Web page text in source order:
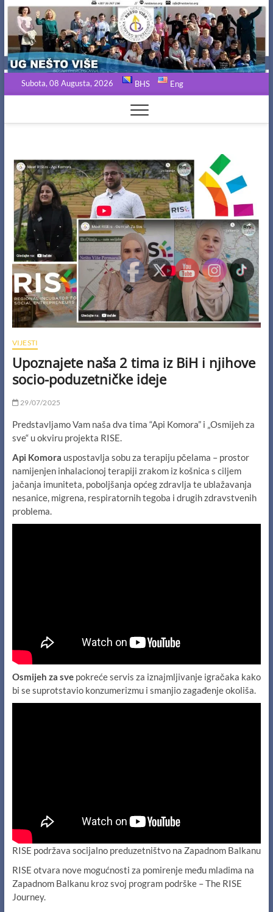
Skip
content
Subota, 08 Augusta, 2026 BHS Eng
VIJESTI
Upoznajete naša 2 tima iz BiH i njihove
socio-poduzetničke ideje
29/07/2025
Predstavljamo Vam naša dva tima “Api Komora” i „Osmijeh za
sve“ u okviru projekta RISE.
Api Komora uspostavlja sobu za terapiju pčelama – prostor
namijenjen inhalacionoj terapiji zrakom iz košnica s ciljem
jačanja imuniteta, poboljšanja općeg zdravlja te ublažavanja
nesanice, migrena, respiratornih tegoba i drugih zdravstvenih
problema.
Osmijeh za svepokreće servis za iznajmljivanje igračaka kako
bi se suprotstavio konzumerizmu i smanjio zagađenje okoliša.
RISE podržava socijalno preduzetništvo na Zapadnom Balkanu
RISE otvara nove mogućnosti za pomirenje među mladima na
Zapadnom Balkanu kroz svoj program podrške – The RISE
Journey.